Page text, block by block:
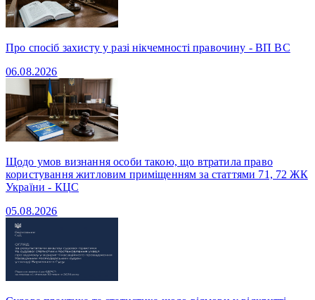
Про спосіб захисту у разі нікчемності правочину - ВП ВС
06.08.2026
Щодо умов визнання особи такою, що втратила право
користування житловим приміщенням за статтями 71, 72 ЖК
України - КЦС
05.08.2026